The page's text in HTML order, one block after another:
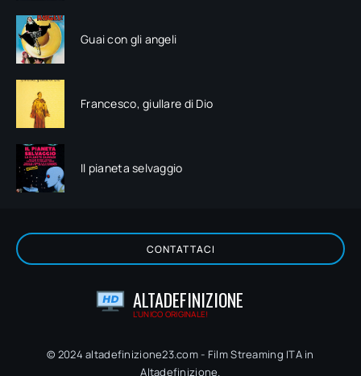
Guai con gli angeli
Francesco, giullare di Dio
Il pianeta selvaggio
CONTATTACI
ALTADEFINIZIONE
L'UNICO ORIGINALE!
© 2024 altadefinizione23.com - Film Streaming ITA in
Altadefinizione.